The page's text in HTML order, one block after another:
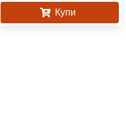
Купи